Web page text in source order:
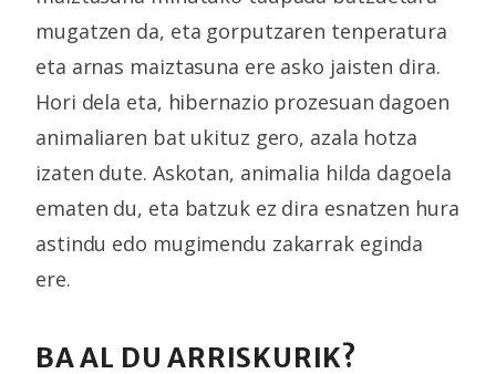
mugatzen da, eta gorputzaren tenperatura
eta arnas maiztasuna ere asko jaisten dira.
Hori dela eta, hibernazio prozesuan dagoen
animaliaren bat ukituz gero, azala hotza
izaten dute. Askotan, animalia hilda dagoela
ematen du, eta batzuk ez dira esnatzen hura
astindu edo mugimendu zakarrak eginda
ere.
BA AL DU ARRISKURIK?